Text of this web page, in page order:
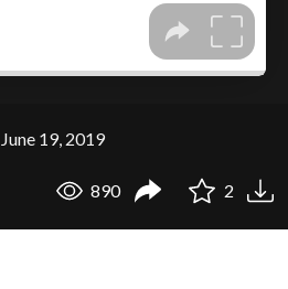
June 19, 2019
890 2